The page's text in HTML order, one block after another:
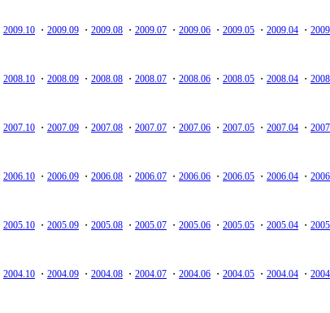
2009.10 ・ 2009.09 ・ 2009.08 ・ 2009.07 ・ 2009.06 ・ 2009.05 ・ 2009.04 ・
2008.10 ・ 2008.09 ・ 2008.08 ・ 2008.07 ・ 2008.06 ・ 2008.05 ・ 2008.04 ・
2007.10 ・ 2007.09 ・ 2007.08 ・ 2007.07 ・ 2007.06 ・ 2007.05 ・ 2007.04 ・
2006.10 ・ 2006.09 ・ 2006.08 ・ 2006.07 ・ 2006.06 ・ 2006.05 ・ 2006.04 ・
2005.10 ・ 2005.09 ・ 2005.08 ・ 2005.07 ・ 2005.06 ・ 2005.05 ・ 2005.04 ・
2004.10 ・ 2004.09 ・ 2004.08 ・ 2004.07 ・ 2004.06 ・ 2004.05 ・ 2004.04 ・